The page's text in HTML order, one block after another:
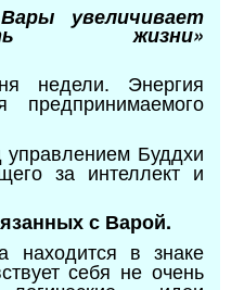
увеличивает
жизни»
недели. Энергия
предпринимаемого
Буддхи
за интеллект и
с Варой.
находится в знаке
себя не очень